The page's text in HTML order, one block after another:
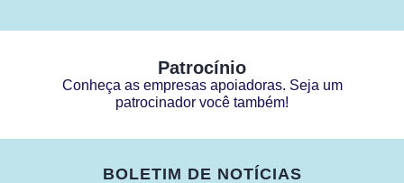
Patrocínio
Conheça as empresas apoiadoras. Seja um
patrocinador você também!
BOLETIM DE NOTÍCIAS